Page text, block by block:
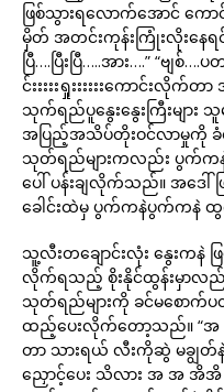
ဖြစ်သွားရလောက်အောင် ကေ
မှိတ် အတင်းကုန်းကြုံးလိုးနေရင်းး
ပြီ….ပြီးပြီ…..အား….” “ဗျစ်
င်းးးးးရှုးးးးးးကောင်းလိုက်တ
သုက်ရည်ပူနွေးနွေးကြီးများ
အပြည့်အသိပ်တိုးဝင်လာမှုကို ခံ
သုတ်ရည်များကလည်း ပွက်ကနဲ
ပေါ် ပန်းချလိုက်သည်။ အဒေ
ခေါင်းထဲမှ ပွက်ကနဲပွက်ကနဲ ထွ
သူ့လီးတချောင်းလုံး နွေးကနဲ
လိုက်ရသည့် စိုးနိုင်ထွန်းမှာလည်
သုတ်ရည်များကို ခင်မစောက်
ထည့်ပေးလိုက်တော့သည်။ “အ
တာ သားရယ် လီးကိုဆွဲ မချွတ်နဲ့
ညှောင့်ပေး သိလား အ အ အိ